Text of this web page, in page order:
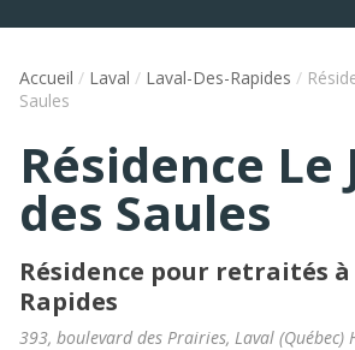
Accueil / Laval / Laval-Des-Rapides /
Saules
Résidence Le
des Saules
Résidence pour retraités à
Rapides
393, boulevard des Prairies, Laval (Québec)